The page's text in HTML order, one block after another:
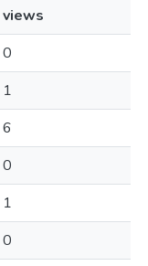
views
0
1
6
0
1
0